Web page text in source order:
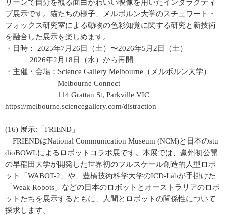
リーンで自分を観る面白かわいい映像を用いたインタラクティ
ブ展示です。猫たちの様子、メルボルン大学のスチュワート・
フォックス研究室による動物の色彩知覚に関する研究と新技術
を融合した展示を楽しめます。
・日時： 2025年7月26日（土）〜2026年5月2日（土）
2026年2月18日（水）から再開
・主催・会場：Science Gallery Melbourne（メルボルン大学）
Melbourne Connect
114 Grattan St, Parkville VIC
https://melbourne.sciencegallery.com/distraction
(16) 展示:「FRIEND」
FRIENDはNational Communication Museum (NCM)と日本のstu
dioBOWLによるロボットコラボ展です。本展では、豪州初公開
の早稲田大学が開発した世界初のフルスケール創造的人型ロボ
ット「WABOT-2」や、豊橋技術科学大学のICD-Labが手掛けた
「Weak Robots」などの日本のロボットとオーストラリアのロボ
ットたちを展示するともに、人間とロボットの関係性について
探求します。